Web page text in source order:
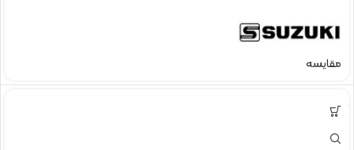
مقایسه